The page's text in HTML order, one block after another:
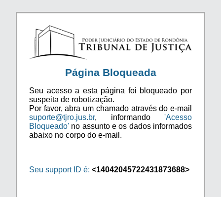
Página Bloqueada
Seu acesso a esta página foi bloqueado por
suspeita de robotização.
Por favor, abra um chamado através do e-mail
suporte@tjro.jus.br, informando 'Acesso
Bloqueado' no assunto e os dados informados
abaixo no corpo do e-mail.
Seu support ID é: <14042045722431873688>